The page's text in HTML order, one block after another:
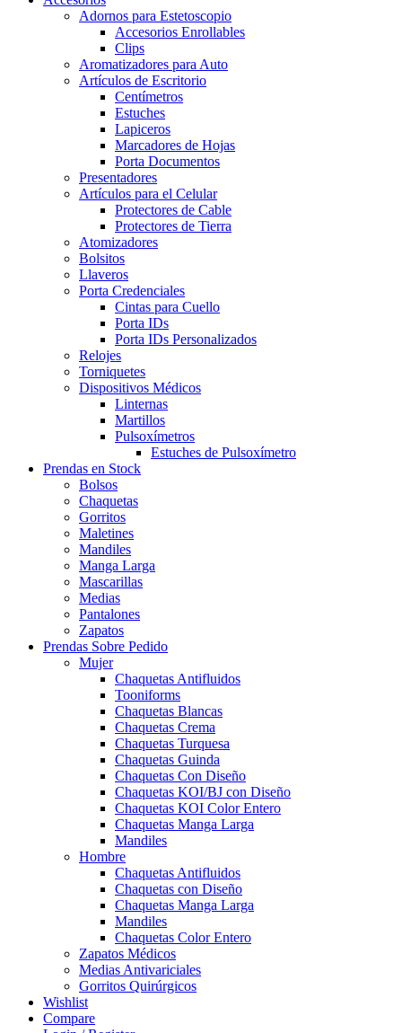
Adornos para Estetoscopio
Accesorios Enrollables
Clips
Aromatizadores para Auto
Artículos de Escritorio
Centímetros
Estuches
Lapiceros
Marcadores de Hojas
Porta Documentos
Presentadores
Artículos para el Celular
Protectores de Cable
Protectores de Tierra
Atomizadores
Bolsitos
Llaveros
Porta Credenciales
Cintas para Cuello
Porta IDs
Porta IDs Personalizados
Relojes
Torniquetes
Dispositivos Médicos
Linternas
Martillos
Pulsoxímetros
Estuches de Pulsoxímetro
Prendas en Stock
Bolsos
Chaquetas
Gorritos
Maletines
Mandiles
Manga Larga
Mascarillas
Medias
Pantalones
Zapatos
Prendas Sobre Pedido
Mujer
Chaquetas Antifluidos
Tooniforms
Chaquetas Blancas
Chaquetas Crema
Chaquetas Turquesa
Chaquetas Guinda
Chaquetas Con Diseño
Chaquetas KOI/BJ con Diseño
Chaquetas KOI Color Entero
Chaquetas Manga Larga
Mandiles
Hombre
Chaquetas Antifluidos
Chaquetas con Diseño
Chaquetas Manga Larga
Mandiles
Chaquetas Color Entero
Zapatos Médicos
Medias Antivariciales
Gorritos Quirúrgicos
Wishlist
Compare